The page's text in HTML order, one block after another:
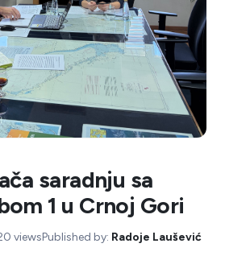
saradnju sa
1 u Crnoj Gori
viewsPublished by: Radoje Laušević